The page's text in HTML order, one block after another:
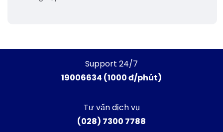
Support 24/7
19006634 (1000 đ/phút)
Tư vấn dịch vụ
(028) 7300 7788